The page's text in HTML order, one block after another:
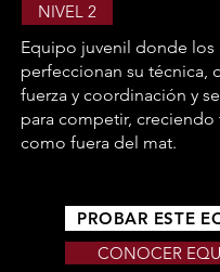
NIVEL 2
Equipo juvenil donde los
perfeccionan su técnica,
fuerza y coordinación y
para competir,
como fuera del mat.
PROBAR ESTE
CONOCER